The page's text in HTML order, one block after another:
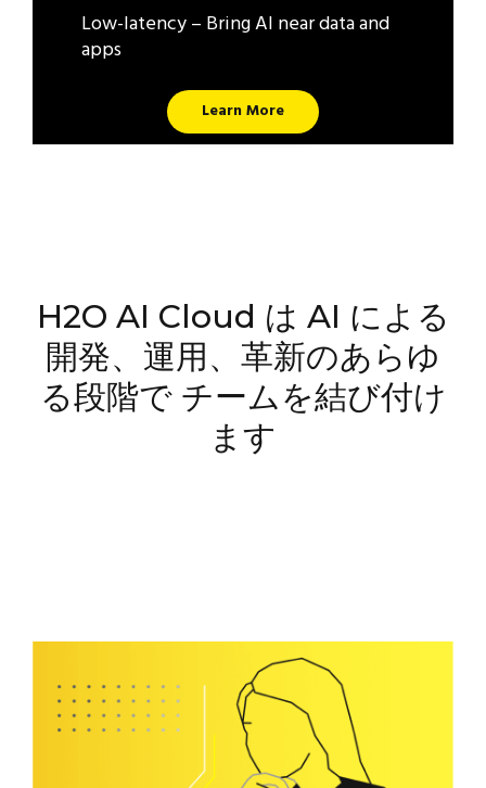
Low-latency – Bring AI near data and
apps
Learn More
H2O AI Cloud は AI による
開発、運用、革新のあらゆ
る段階で チームを結び付け
ます